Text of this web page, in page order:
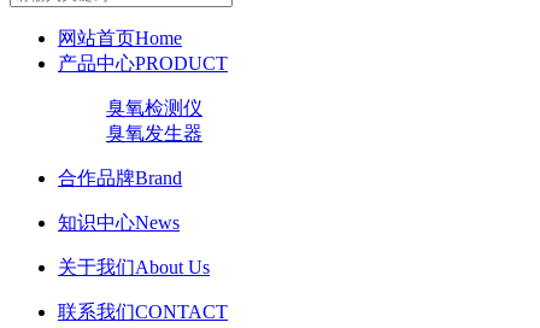
网站首页Home
产品中心PRODUCT
臭氧检测仪
臭氧发生器
合作品牌Brand
知识中心News
关于我们About Us
联系我们CONTACT